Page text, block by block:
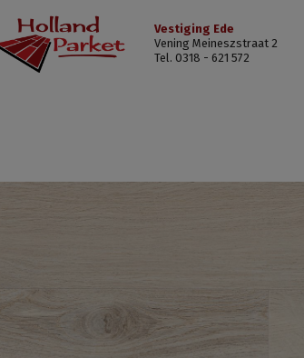
Vestiging Ede
Vening Meineszstraat 2
Tel. 0318 - 621 572